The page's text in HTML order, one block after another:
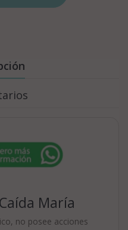
María
no posee acciones